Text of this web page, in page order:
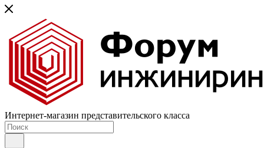
Интернет-магазин представительского класса